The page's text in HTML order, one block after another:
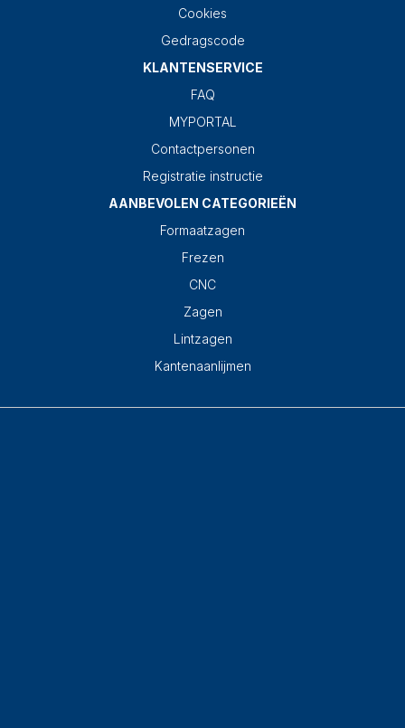
Cookies
Gedragscode
KLANTENSERVICE
FAQ
MYPORTAL
Contactpersonen
Registratie instructie
AANBEVOLEN CATEGORIEËN
Formaatzagen
Frezen
CNC
Zagen
Lintzagen
Kantenaanlijmen